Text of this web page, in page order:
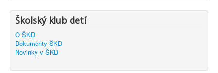
Školský klub detí
O ŠKD
Dokumenty ŠKD
Novinky v ŠKD